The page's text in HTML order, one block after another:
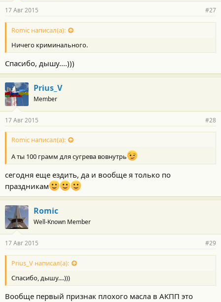
17 Авг 2015 #27
Romic написал(а):
Ничего криминального.
Спасибо, дышу....)))
Prius_V
Member
17 Авг 2015 #28
Romic написал(а):
А ты 100 грамм для сугрева вовнутрь
сегодня еще ездить, да и вообще я только по
праздникам
Romic
Well-Known Member
17 Авг 2015 #29
Prius_V написал(а):
Спасибо, дышу....)))
Вообще первый признак плохого масла в АКПП это